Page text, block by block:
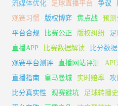
流媒体优化
足球直播平台 争议
观赛习惯
版权博弈 焦点战 预测
平台合规
比赛公正 版权纠纷
直播APP
比赛数据解读 比分数
观赛平台测评
直播网站评测 API
直播指南
皇马曼城 实时赔率 攻
比分真实性
观赛避坑 足球转播史